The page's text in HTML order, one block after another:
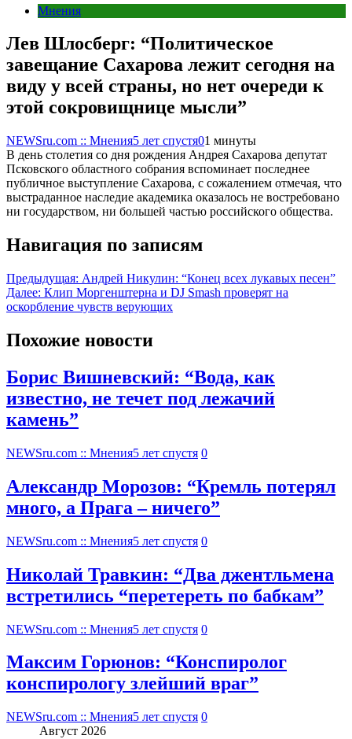
Мнения
Лев Шлосберг: “Политическое
завещание Сахарова лежит сегодня на
виду у всей страны, но нет очереди к
этой сокровищнице мысли”
NEWSru.com :: Мнения5 лет спустя01 минуты
В день столетия со дня рождения Андрея Сахарова депутат
Псковского областного собрания вспоминает последнее
публичное выступление Сахарова, с сожалением отмечая, что
выстраданное наследие академика оказалось не востребовано
ни государством, ни большей частью российского общества.
Навигация по записям
Предыдущая: Андрей Никулин: “Конец всех лукавых песен”
Далее: Клип Моргенштерна и DJ Smash проверят на
оскорбление чувств верующих
Похожие новости
Борис Вишневский: “Вода, как
известно, не течет под лежачий
камень”
NEWSru.com :: Мнения5 лет спустя 0
Александр Морозов: “Кремль потерял
много, а Прага – ничего”
NEWSru.com :: Мнения5 лет спустя 0
Николай Травкин: “Два джентльмена
встретились “перетереть по бабкам”
NEWSru.com :: Мнения5 лет спустя 0
Максим Горюнов: “Конспиролог
конспирологу злейший враг”
NEWSru.com :: Мнения5 лет спустя 0
Август 2026